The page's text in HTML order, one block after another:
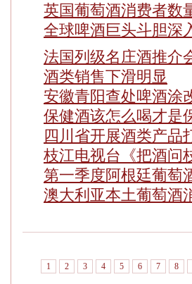
英国葡萄酒消费者数
全球啤酒巨头斗胆深
法国列级名庄酒推介
酒类销售下滑明显
安徽青阳查处啤酒涂
保健酒该怎么喝才是
四川省开展酒类产品
枝江电视台《把酒问
第一季度阿根廷葡萄
澳大利亚本土葡萄酒
1
2 3 4 5 6 7 8